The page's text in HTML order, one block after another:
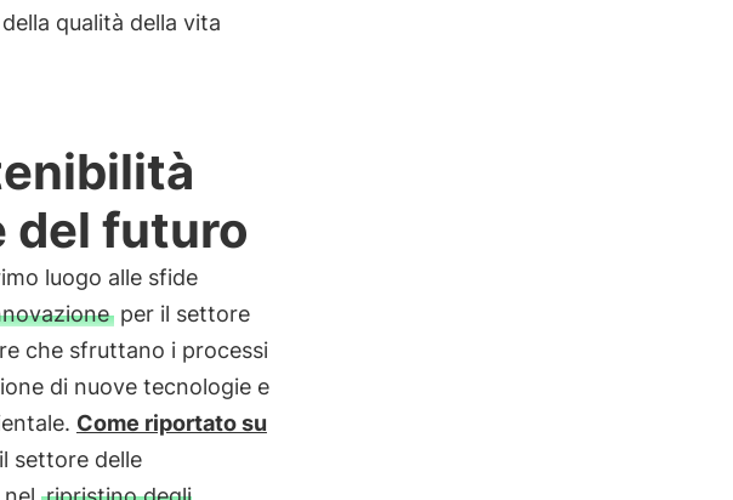
qualità della vita
del futuro
luogo alle sfide
per il settore
che sfruttano i processi
di nuove tecnologie e
Come riportato su
settore delle